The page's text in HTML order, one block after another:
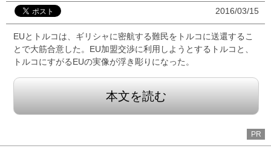
2016/03/15
EUとトルコは、ギリシャに密航する難民をトルコに送還するこ
とで大筋合意した。EU加盟交渉に利用しようとするトルコと、
トルコにすがるEUの実像が浮き彫りになった。
本文を読む
PR